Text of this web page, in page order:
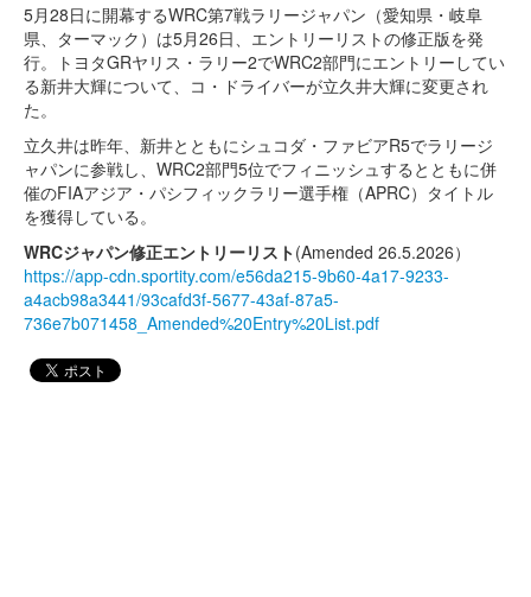
5月28日に開幕するWRC第7戦ラリージャパン（愛知県・岐阜
県、ターマック）は5月26日、エントリーリストの修正版を発
行。トヨタGRヤリス・ラリー2でWRC2部門にエントリーしてい
る新井大輝について、コ・ドライバーが立久井大輝に変更され
た。
立久井は昨年、新井とともにシュコダ・ファビアR5でラリージ
ャパンに参戦し、WRC2部門5位でフィニッシュするとともに併
催のFIAアジア・パシフィックラリー選手権（APRC）タイトル
を獲得している。
WRCジャパン修正エントリーリスト(Amended 26.5.2026）
https://app-cdn.sportity.com/e56da215-9b60-4a17-9233-
a4acb98a3441/93cafd3f-5677-43af-87a5-
736e7b071458_Amended%20Entry%20List.pdf